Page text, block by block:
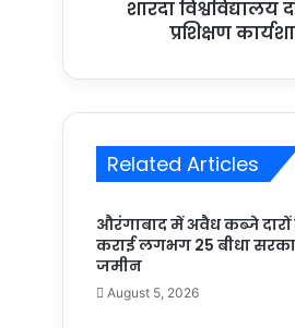
शारदा विश्वविद्यालय
प्रशिक्षण
Related Articles
औरंगाबाद में अवैध कब्जे
कराई लगभग 25 बीधा
जमीन
August 5, 2026